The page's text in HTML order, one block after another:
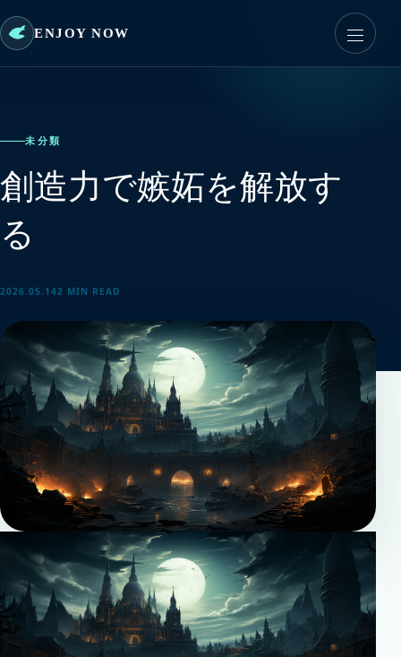
ENJOY NOW
未分類
創造力で嫉妬を解放す
る
2026.05.142 MIN READ